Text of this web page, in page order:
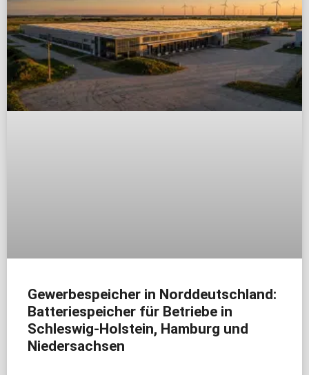
Gewerbespeicher in Norddeutschland:
Batteriespeicher für Betriebe in
Schleswig-Holstein, Hamburg und
Niedersachsen